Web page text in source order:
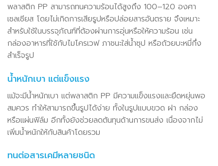
พลาสติก PP สามารถทนความร้อนได้สูงถึง 100–120 องศา
เซลเซียส โดยไม่เกิดการเสียรูปหรือปล่อยสารอันตราย จึงเหมาะ
สำหรับใช้ในบรรจุภัณฑ์ที่ต้องผ่านการอุ่นหรือให้ความร้อน เช่น
กล่องอาหารที่ใช้กับไมโครเวฟ ภาชนะใส่น้ำซุป หรือถ้วยบะหมี่กึ่ง
สำเร็จรูป
น้ำหนักเบา แต่แข็งแรง
แม้จะมีน้ำหนักเบา แต่พลาสติก PP มีความแข็งแรงและยืดหยุ่นพอ
สมควร ทำให้สามารถขึ้นรูปได้ง่าย ทั้งในรูปแบบขวด ฝา กล่อง
หรือแผ่นฟิล์ม อีกทั้งยังช่วยลดต้นทุนด้านการขนส่ง เนื่องจากไม่
เพิ่มน้ำหนักให้กับสินค้าโดยรวม
ทนต่อสารเคมีหลายชนิด